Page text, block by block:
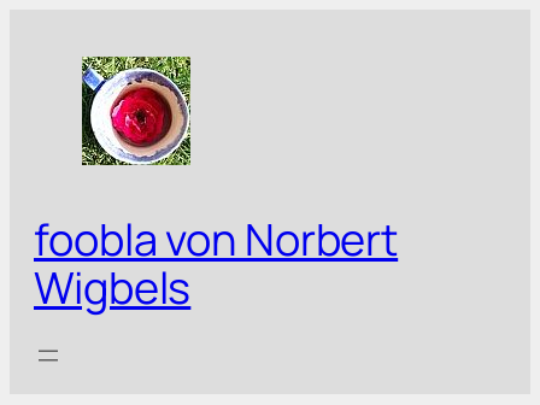
springen
foobla von Norbert
Wigbels